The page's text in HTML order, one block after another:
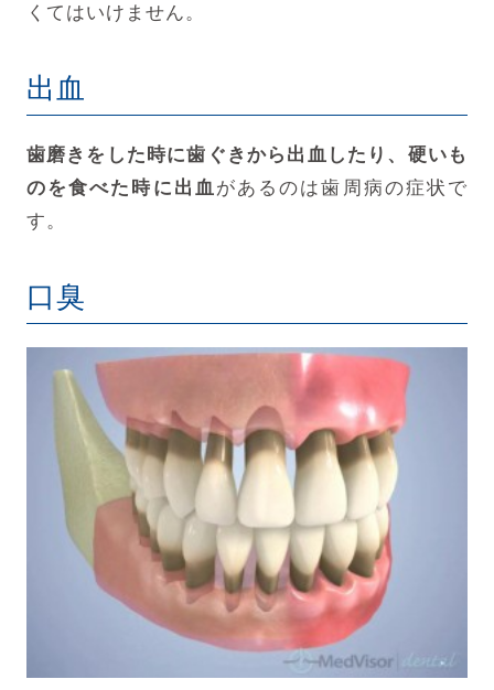
くてはいけません。
出血
歯磨きをした時に歯ぐきから出血したり、硬いも
のを食べた時に出血があるのは歯周病の症状で
す。
口臭